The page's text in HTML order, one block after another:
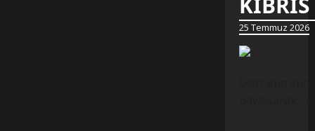
25 Temmuz 2026